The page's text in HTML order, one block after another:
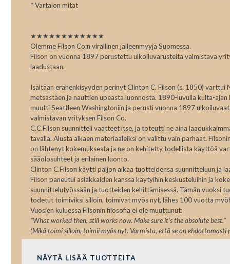
* Vartalon mitat
★★★★★★★★★★★★
Olemme Filson Co:n virallinen jälleenmyyjä Suomessa.
Filson on vuonna 1897 perustettu ulkoiluvarusteita valmistava
laadustaan.
Isältään erähenkisyyden perinyt Clinton C. Filson (s. 1850) varttui
metsästäen ja nauttien upeasta luonnosta. 1890-luvulla kulta-ajan
muutti Seattleen Washingtoniin ja perusti vuonna 1897
valmistavan yrityksen Filson Co.
C.C.Filson suunnitteli vaatteet itse, ja toteutti ne aina
tavalla. Alusta alkaen materiaaleiksi on valittu vain parhaat.
on lähtenyt kokemuksesta ja ne on kehitetty todellista käyttöä
sääolosuhteet ja erilainen luonto.
Clinton C.Filson käytti paljon aikaa tuotteidensa suunnitteluun ja
Filson paneutui asiakkaiden kanssa käytyihin keskusteluihin ja
suunnittelutyössään ja tuotteiden kehittämisessä. Tämän vuoksi
todetut toimiviksi silloin, toimivat myös nyt, lähes 100 vuotta
Vuosien kuluessa Filsonin filosofia ei ole muuttunut:
"What worked then, still works now. Make sure it's the absolute best."
(Mikä toimi silloin, toimii myös nyt. Varmista, että se on ehdottomasti
NÄYTÄ LISÄÄ TUOTTEITA